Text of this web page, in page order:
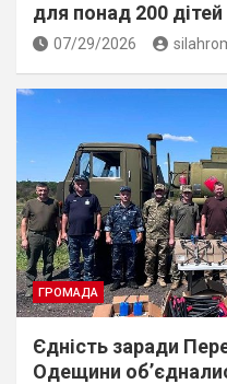
для понад 200 дітей
07/29/2026
ГРОМАДА
Єдність заради
Одещини